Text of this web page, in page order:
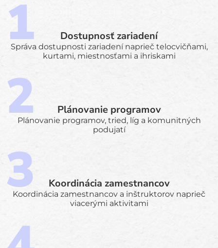
Dostupnosť zariadení
Správa dostupnosti zariadení naprieč telocvičňami,
kurtami, miestnosťami a ihriskami
Plánovanie programov
Plánovanie programov, tried, líg a komunitných
podujatí
Koordinácia zamestnancov
Koordinácia zamestnancov a inštruktorov naprieč
viacerými aktivitami